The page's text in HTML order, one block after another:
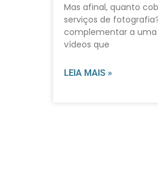
Mas afinal, quanto
serviços de
complementar a uma
vídeos que
LEIA MAIS »